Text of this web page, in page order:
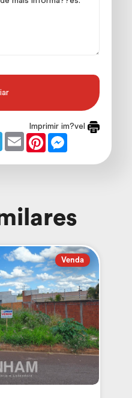
Imprimir im?vel
Telegram
Email PinterestMessenger
Venda